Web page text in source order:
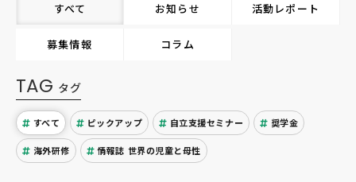
すべて お知らせ 活動レポート
募集情報 コラム
TAG タグ
すべて ピックアップ 自立支援セミナー 奨学金
海外研修 情報誌 世界の児童と母性